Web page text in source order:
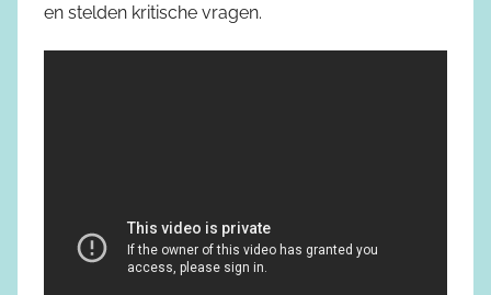
en stelden kritische vragen.